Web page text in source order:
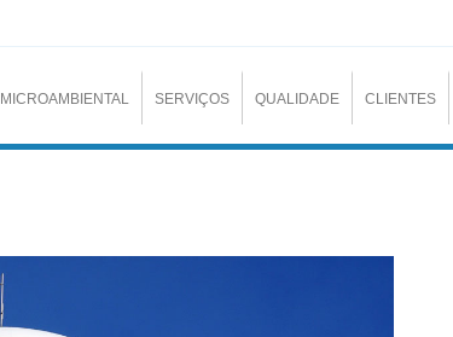
MICROAMBIENTAL SERVIÇOS QUALIDADE CLIENTES